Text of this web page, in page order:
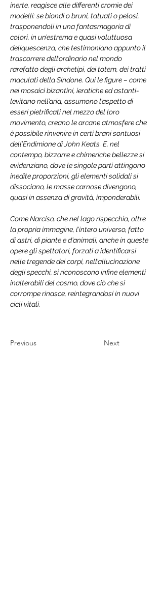
inerte, reagisce alle differenti cromìe dei
modelli: se biondi o bruni, tatuati o pelosi,
trasponendoli in una fantasmagoria di
colori, in un’estrema e quasi voluttuosa
deliquescenza, che testimoniano appunto il
trascorrere dell’ordinario nel mondo
rarefatto degli archetipi, dei totem, dei tratti
maculati della Sindone. Qui le figure – come
nei mosaici bizantini, ieratiche ed astanti-
levitano nell’aria, assumono l’aspetto di
esseri pietrificati nel mezzo del loro
movimento, creano le arcane atmosfere che
è possibile rinvenire in certi brani sontuosi
dell’Endimione di John Keats. E, nel
contempo, bizzarre e chimeriche bellezze si
evidenziano, dove le singole parti attingono
inedite proporzioni, gli elementi solidali si
dissociano, le masse carnose divengono,
quasi in assenza di gravità, imponderabili.
Come Narciso, che nel lago rispecchia, oltre
la propria immagine, l’intero universo, fatto
di astri, di piante e d’animali, anche in queste
opere gli spettatori, forzati a identificarsi
nelle tregende dei corpi, nell’allucinazione
degli specchi, si riconoscono infine elementi
inalterabili del cosmo, dove ciò che si
corrompe rinasce, reintegrandosi in nuovi
cicli vitali.
Previous Next